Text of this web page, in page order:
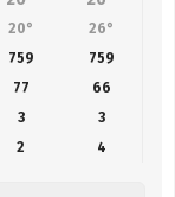
20° 26°
759 759
77 66
3
3
2 4